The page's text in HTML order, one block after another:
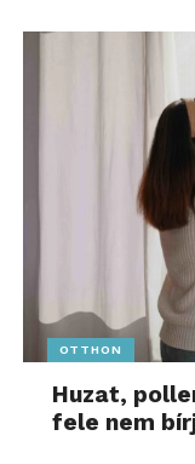
OTTHON
Huzat,
fele nem